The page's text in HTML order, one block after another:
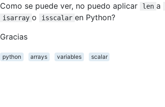
Como se puede ver, no puedo aplicar len a
isarray o isscalar en Python?
Gracias
python arrays variables scalar